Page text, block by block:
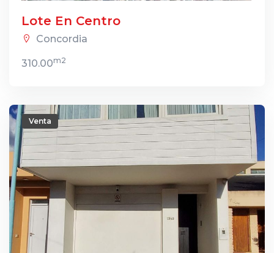
Lote En Centro
Concordia
310.00m2
Venta